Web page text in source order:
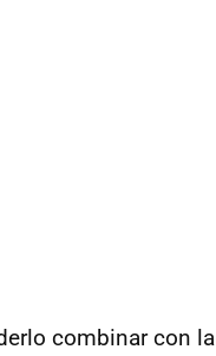
combinar con la